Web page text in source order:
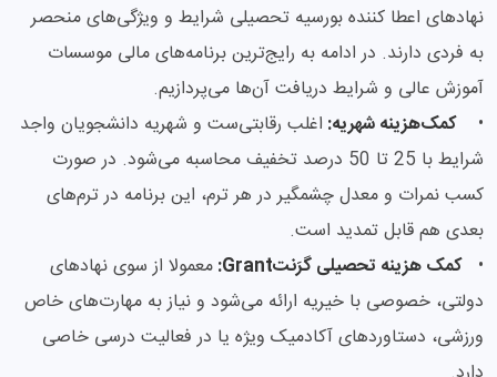
نهادهای اعطا کننده بورسیه تحصیلی شرایط و ویژگی‌های منحصر
به فردی دارند. در ادامه به رایج‌ترین برنامه‌های مالی موسسات
آموزش عالی و شرایط دریافت آن‌ها می‌پردازیم.
•کمک‌هزینه شهریه: اغلب رقابتی‌ست و شهریه دانشجویان واجد
شرایط با 25 تا 50 درصد تخفیف محاسبه می‌شود. در صورت
کسب نمرات و معدل چشمگیر در هر ترم، این برنامه در ترم‌های
بعدی هم قابل تمدید است.
•کمک هزینه تحصیلی گرَنتGrant:
معمولا از سوی نهادهای
دولتی، خصوصی با خیریه ارائه می‌شود و نیاز به مهارت‌های خاص
ورزشی، دستاوردهای آکادمیک ویژه یا در فعالیت درسی خاصی